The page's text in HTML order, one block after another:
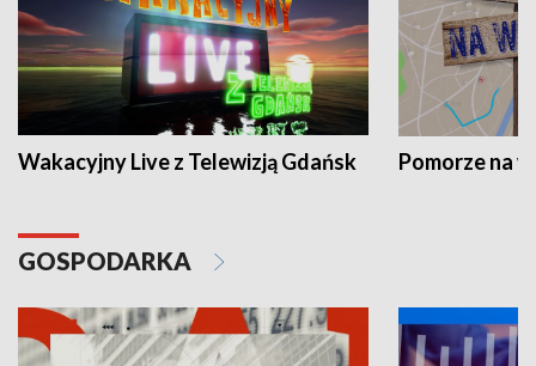
Wakacyjny Live z Telewizją Gdańsk Pomorze na
GOSPODARKA